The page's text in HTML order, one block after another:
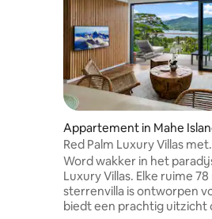
Appartement in Mahe
Red Palm Luxury Villas met
privézwembaden
Word wakker in het
Luxury Villas. Elke ruime 78
sterrenvilla is ontworpen
biedt een prachtig uitzicht